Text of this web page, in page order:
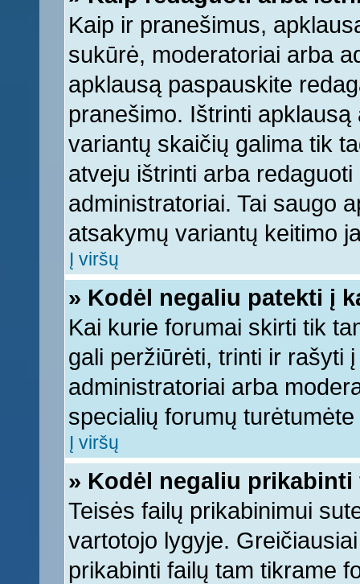
Kaip ir pranešimus,
sukūrė, moderatoriai arba
apklausą paspauskite
pranešimo. Ištrinti
variantų skaičių galima tik
atveju ištrinti arba
administratoriai. Tai saugo
atsakymų variantų keitimo
Į viršų
» Kodėl negaliu patekti į
Kai kurie forumai skirti tik
gali peržiūrėti, trinti ir rašyti
administratoriai arba
specialių forumų
Į viršų
» Kodėl negaliu prikabinti
Teisės failų prikabinimui
vartotojo lygyje.
prikabinti failų tam tikrame